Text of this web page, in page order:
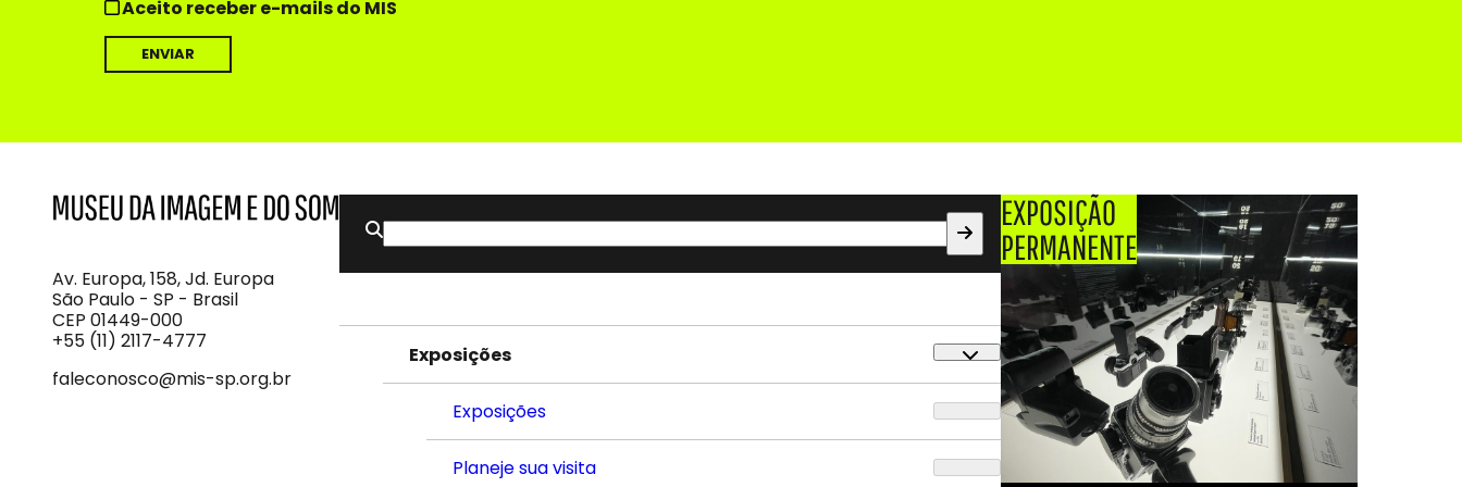
Aceito receber e-mails do MIS
Imagem
e
do
Som
Av. Europa, 158, Jd. Europa
São Paulo - SP - Brasil
CEP 01449-000
+55 (11) 2117-4777
faleconosco@mis-sp.org.br
Buscar
por:
Exposições
Exposições
Planeje sua visita
EXPOSIÇÃO
PERMANENTE